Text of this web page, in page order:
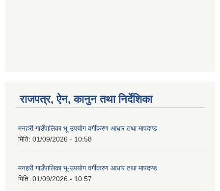
राजपत्र, ऐन, कानुन तथा निर्देशिका
मनहरी गाउँपालिका भू-उपयोग वर्गीकरण आधार तथा मापदण्ड
मिति: 01/09/2026 - 10:58
मनहरी गाउँपालिका भू-उपयोग वर्गीकरण आधार तथा मापदण्ड
मिति: 01/09/2026 - 10:57